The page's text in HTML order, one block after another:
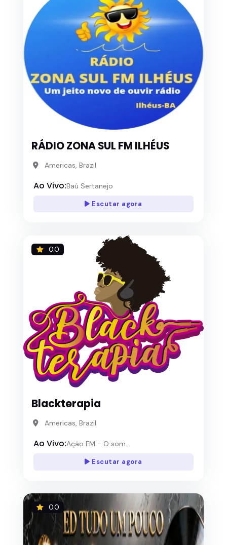
RÁDIO ZONA SUL FM ILHÉUS
Americas, Brazil
Ao Vivo:Baú Sertanejo
Escutar agora
0.0
Blackterapia
Americas, Brazil
Ao Vivo:Ação FM - O som...
Escutar agora
0.0